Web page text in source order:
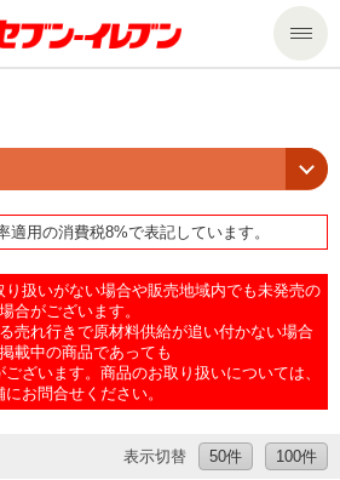
適用の消費税8%で表記しています。
扱いがない場合や販売地域内でも未発売の
場合がございます。
売れ行きで原材料供給が追い付かない場合
載中の商品であっても
ざいます。商品のお取り扱いについては、
にお問合せください。
表示切替 50件 100件